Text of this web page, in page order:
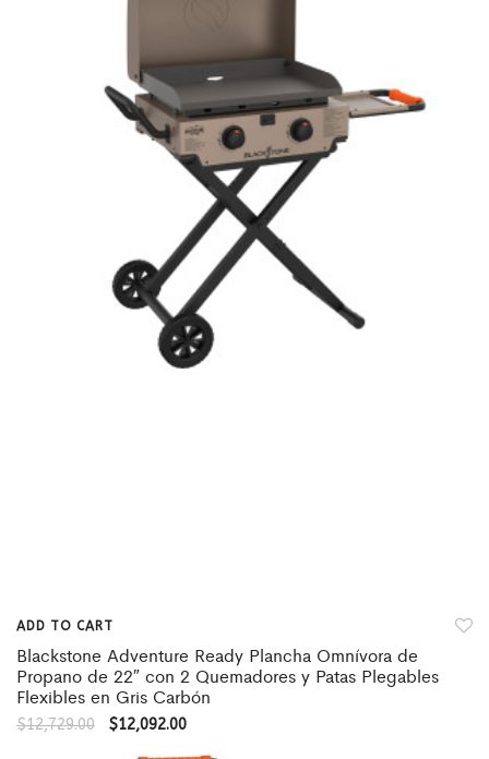
ADD TO CART
Blackstone Adventure Ready Plancha Omnívora de
Propano de 22″ con 2 Quemadores y Patas Plegables
Flexibles en Gris Carbón
$12,729.00 $12,092.00